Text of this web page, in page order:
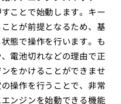
ことで始動します。キー
とが前提となるため、基
態で操作を行います。も
電池切れなどの理由で正
をかけることができませ
操作を行うことで、非常
ンジンを始動できる機能